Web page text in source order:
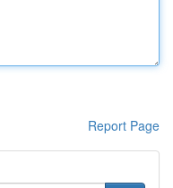
Report Page